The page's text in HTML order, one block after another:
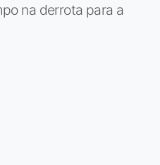
na derrota para a